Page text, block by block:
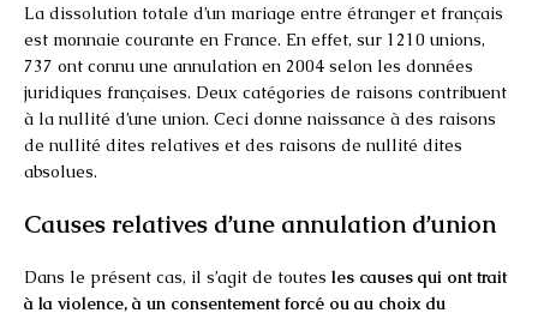
La dissolution totale d’un mariage entre étranger et français
est monnaie courante en France. En effet, sur 1210 unions,
737 ont connu une annulation en 2004 selon les données
juridiques françaises. Deux catégories de raisons contribuent
à la nullité d’une union. Ceci donne naissance à des raisons
de nullité dites relatives et des raisons de nullité dites
absolues.
Causes relatives d’une annulation d’union
Dans le présent cas, il s’agit de toutes les causes qui ont trait
à la violence, à un consentement forcé ou au choix du